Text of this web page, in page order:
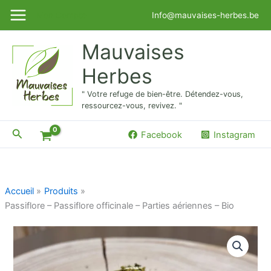
Info@mauvaises-herbes.be
Mauvaises
Herbes
" Votre refuge de bien-être. Détendez-vous,
ressourcez-vous, revivez. "
Rechercher Facebook Instagram
Accueil
Produits
Passiflore – Passiflore officinale – Parties aériennes – Bio
Passiflore